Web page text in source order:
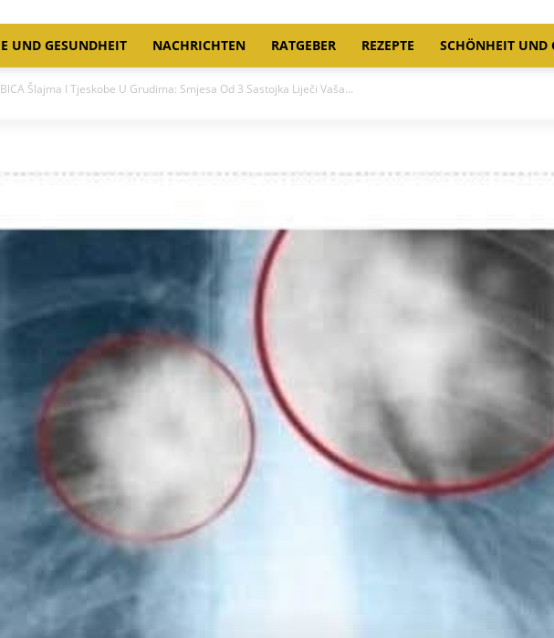
UND GESUNDHEIT NACHRICHTEN RATGEBER REZEPTE SCHÖNHEIT UND
Šlajma I Tjeskobe U Grudima: Smjesa Od 3 Sastojka Liječi Vaša...